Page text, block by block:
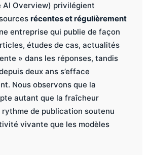
AI Overview) privilégient
récentes et régulièrement
entreprise qui publie de façon
études de cas, actualités
» dans les réponses, tandis
deux ans s’efface
Nous observons que la
autant que la fraîcheur
de publication soutenu
vivante que les modèles